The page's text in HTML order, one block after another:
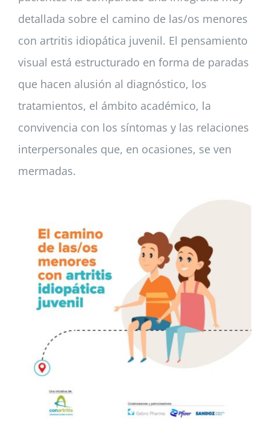
detallada sobre el camino de las/os menores
con artritis idiopática juvenil. El pensamiento
visual está estructurado en forma de paradas
que hacen alusión al diagnóstico, los
tratamientos, el ámbito académico, la
convivencia con los síntomas y las relaciones
interpersonales que, en ocasiones, se ven
mermadas.